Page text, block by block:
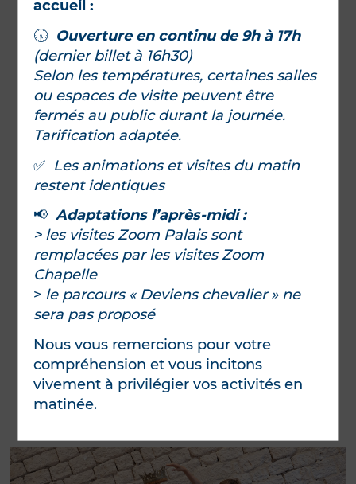
accueil :
🕠 Ouverture en continu de 9h à 17h
(dernier billet à 16h30)
Selon les températures, certaines salles
ou espaces de visite peuvent être
fermés au public durant la journée.
Tarification adaptée.
✅ Les animations et visites du matin
restent identiques
📢 Adaptations l’après-midi :
> les visites Zoom Palais sont
remplacées par les visites Zoom
Chapelle
> le parcours « Deviens chevalier » ne
sera pas proposé
Nous vous remercions pour votre
compréhension et vous incitons
vivement à privilégier vos activités en
matinée.